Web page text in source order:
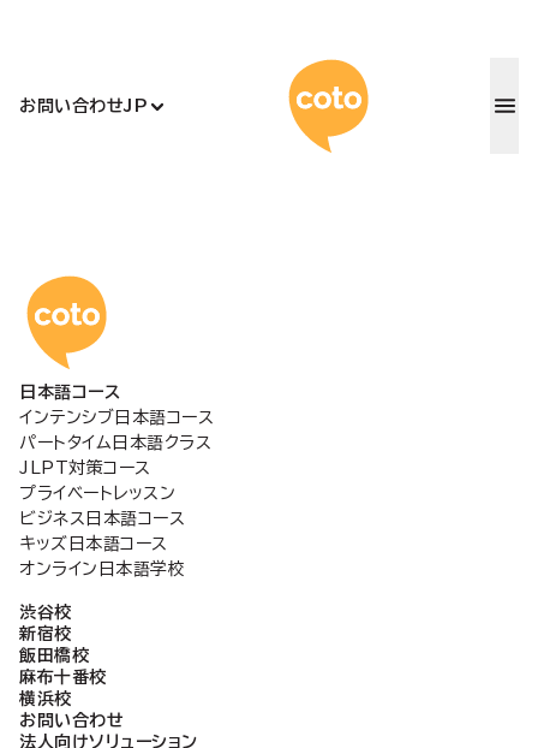
お問い合わせJP コトアカ
コトアカデミー日本語
日本語コース
インテンシブ日本語コース
パートタイム日本語クラス
JLPT対策コース
プライベートレッスン
ビジネス日本語コース
キッズ日本語コース
オンライン日本語学校
渋谷校
新宿校
飯田橋校
麻布十番校
横浜校
お問い合わせ
法人向けソリューション